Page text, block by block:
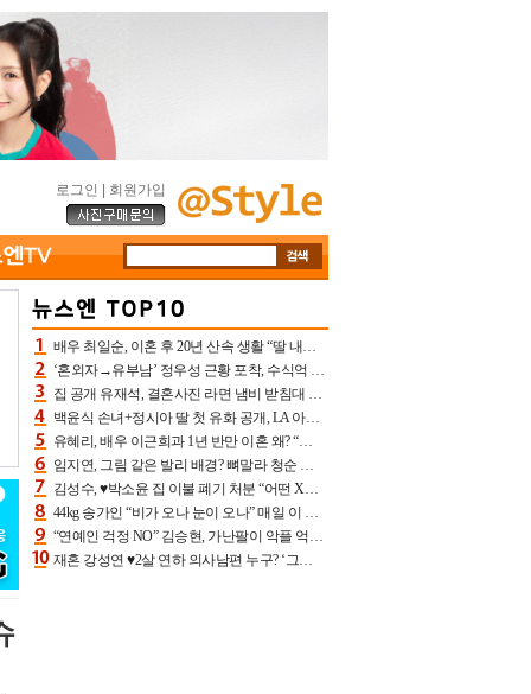
로그인 회원가입
배우 최일순, 이혼 후 20년 산속 생활 “딸 내가 버렸다고 원망‥맘 아파”(특종)[어제TV]
‘혼외자→유부남’ 정우성 근황 포착, 수식억 해킹 피해 후배 만났다 “존경하는”
집 공개 유재석, 결혼사진 라면 냄비 받침대 되고 분노‥가족사진도 피해(놀뭐)[어제TV]
백윤식 손녀+정시아 딸 첫 유화 공개, LA 아트쇼→서울국제조각페스타 작가다운 수준급 실력
유혜리, 배우 이근희과 1년 반만 이혼 왜? “식칼 꽂고 의자 던져” 충격 폭로(특종)[어제TV]
임지연, 그림 같은 발리 배경? 뼈말라 청순 비키니 핏에 상대 안 되네
김성수, ♥박소윤 집 이불 폐기 처분 “어떤 X이랑 썼을지 몰라” 질투(신랑수업2)[어제TV]
44kg 송가인 “비가 오나 눈이 오나” 매일 이 운동, 허벅지 근육량 상승+체지방 감소
“연예인 걱정 NO” 김승현, 가난팔이 악플 억울할만‥아내+딸과 日 여행
재혼 강성연 ♥2살 연하 의사남편 누구? ‘그알’ 자문의에 훈남 비주얼 초엘리트 스펙 [종합]